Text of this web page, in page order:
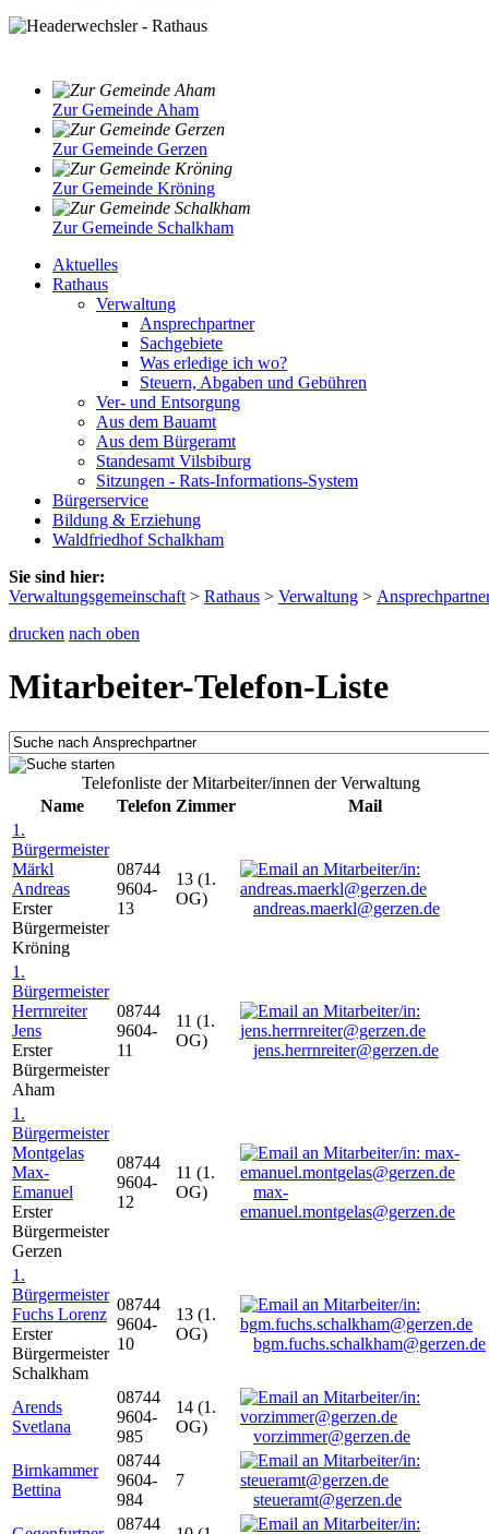
Zur Gemeinde Aham
Zur Gemeinde Gerzen
Zur Gemeinde Kröning
Zur Gemeinde Schalkham
Aktuelles
Rathaus
Verwaltung
Ansprechpartner
Sachgebiete
Was erledige ich wo?
Steuern, Abgaben und Gebühren
Ver- und Entsorgung
Aus dem Bauamt
Aus dem Bürgeramt
Standesamt Vilsbiburg
Sitzungen - Rats-Informations-System
Bürgerservice
Bildung & Erziehung
Waldfriedhof Schalkham
Sie sind hier:
Verwaltungsgemeinschaft > Rathaus > Verwaltung >
drucken nach oben
Mitarbeiter-Telefon-Liste
Telefonliste der Mitarbeiter/innen der Verwaltung
Name
Telefon Zimmer
Mail
1.
Bürgermeister
Märkl
Andreas
Erster
Bürgermeister
Kröning
08744
9604-
13
13 (1.
OG)
andreas.maerkl@gerzen.de
1.
Bürgermeister
Herrnreiter
Jens
Erster
Bürgermeister
Aham
08744
9604-
11
11 (1.
OG)
jens.herrnreiter@gerzen.de
1.
Bürgermeister
Montgelas
Max-
Emanuel
Erster
Bürgermeister
Gerzen
08744
9604-
12
11 (1.
OG)
max-
emanuel.montgelas@gerzen.de
1.
Bürgermeister
Fuchs Lorenz
Erster
Bürgermeister
Schalkham
08744
9604-
10
13 (1.
OG)
bgm.fuchs.schalkham@gerzen.de
Arends
Svetlana
08744
9604-
985
14 (1.
OG)
vorzimmer@gerzen.de
Birnkammer
Bettina
08744
9604-
984
7
steueramt@gerzen.de
08744